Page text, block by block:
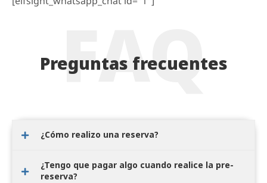
FAQ
Preguntas frecuentes
¿Cómo realizo una reserva?
¿Tengo que pagar algo cuando realice la pre-
reserva?